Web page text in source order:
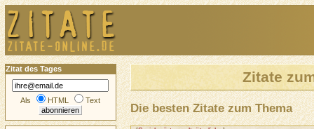
Zitate
Die besten Zitate zum Thema
Zitat des Tages
Als HTML Text